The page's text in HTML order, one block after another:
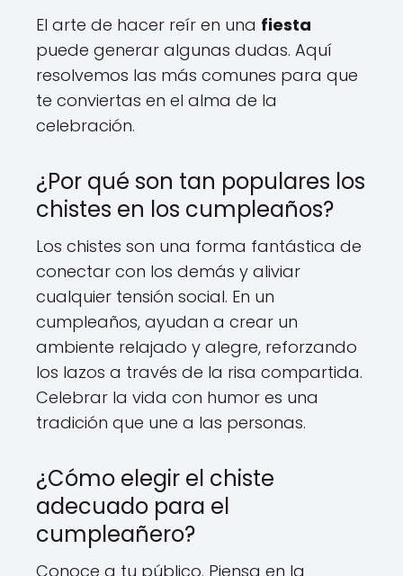
El arte de hacer reír en una fiesta
puede generar algunas dudas. Aquí
resolvemos las más comunes para que
te conviertas en el alma de la
celebración.
¿Por qué son tan populares los
chistes en los cumpleaños?
Los chistes son una forma fantástica de
conectar con los demás y aliviar
cualquier tensión social. En un
cumpleaños, ayudan a crear un
ambiente relajado y alegre, reforzando
los lazos a través de la risa compartida.
Celebrar la vida con humor es una
tradición que une a las personas.
¿Cómo elegir el chiste
adecuado para el
cumpleañero?
Conoce a tu público. Piensa en la